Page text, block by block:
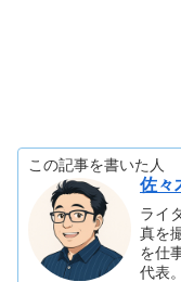
この記事を書いた人
佐々
ライ
真を
を仕
代表。